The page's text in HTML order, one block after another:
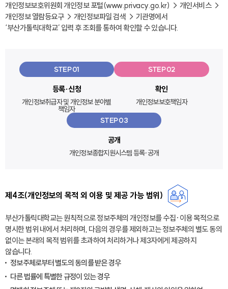
개인정보보호위원회 개인정보 포털(www.privacy.go.kr) → 개인서비스 →
개인정보 열람등요구 → 개인정보파일 검색 → 기관명에서
‘부산가톨릭대학교’ 입력 후 조회를 통하여 확인할 수 있습니다.
STEP 01
등록·신청
개인정보취급자 및개인정보 분야별
책임자
STEP 02
확인
개인정보보호책임자
STEP 03
공개
개인정보종합지원시스템 등록·공개
제4조(개인정보의 목적 외 이용 및 제공 가능 범위)
부산가톨릭대학교는 원칙적으로 정보주체의 개인정보를 수집·이용 목적으로
명시한 범위 내에서 처리하며, 다음의 경우를 제외하고는 정보주체의 별도 동의
없이는 본래의 목적 범위를 초과하여 처리하거나 제3자에게 제공하지
않습니다.
정보주체로부터 별도의 동의를 받은 경우
다른 법률에 특별한 규정이 있는 경우